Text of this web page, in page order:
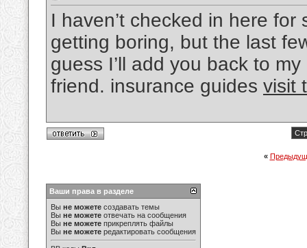
I haven’t checked in here
getting boring, but the last
guess I’ll add you back to
friend. insurance guides visit
«
Ваши права в разделе
Вы не можете создавать темы
Вы не можете отвечать на сообщения
Вы не можете прикреплять файлы
Вы не можете редактировать сообщения